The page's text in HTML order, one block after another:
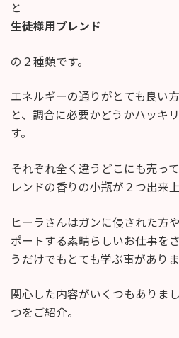
と
生徒様用ブレンド
の２種類です。
エネルギーの通りがとても良い
と、調合に必要かどうかハッキ
す。
それぞれ全く違うどこにも売っ
レンドの香りの小瓶が２つ出来
ヒーラさんはガンに侵された方
ポートする素晴らしいお仕事を
うだけでもとても学ぶ事がありま
関心した内容がいくつもありま
つをご紹介。